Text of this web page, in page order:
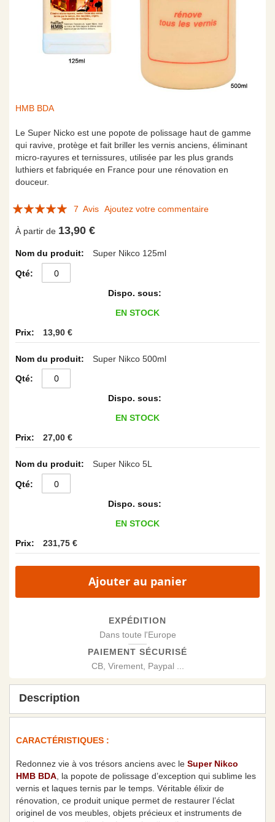
HMB BDA
Le Super Nicko est une popote de polissage haut de gamme
qui ravive, protège et fait briller les vernis anciens, éliminant
micro-rayures et ternissures, utilisée par les plus grands
luthiers et fabriquée en France pour une rénovation en
douceur.
Évaluation:
7 Avis Ajoutez votre commentaire
À partir de 13,90 €
Articles
produit
groupé
Super Nikco 125ml
EN STOCK
13,90 €
Super Nikco 500ml
EN STOCK
27,00 €
Super Nikco 5L
EN STOCK
231,75 €
Ajouter au panier
EXPÉDITION
Dans toute l'Europe
PAIEMENT SÉCURISÉ
CB, Virement, Paypal ...
Skip
the
beginning
of
the
images
Description
CARACTÉRISTIQUES :
Redonnez vie à vos trésors anciens avec le Super Nikco
HMB BDA , la popote de polissage d’exception qui sublime les
vernis et laques ternis par le temps. Véritable élixir de
rénovation, ce produit unique permet de restaurer l’éclat
originel de vos meubles, objets précieux et instruments de